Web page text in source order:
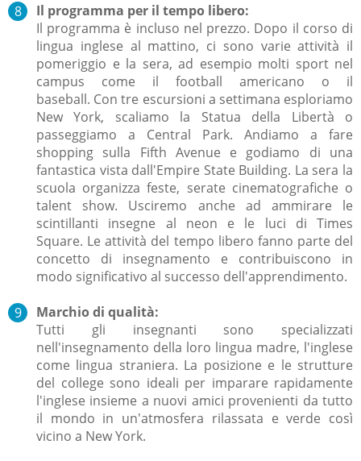
Il programma per il tempo libero:
Il programma è incluso nel prezzo. Dopo il corso di
lingua inglese al mattino, ci sono varie attività il
pomeriggio e la sera, ad esempio molti sport nel
campus come il football americano o il
baseball. Con tre escursioni a settimana esploriamo
New York, scaliamo la Statua della Libertà o
passeggiamo a Central Park. Andiamo a fare
shopping sulla Fifth Avenue e godiamo di una
fantastica vista dall'Empire State Building. La sera la
scuola organizza feste, serate cinematografiche o
talent show. Usciremo anche ad ammirare le
scintillanti insegne al neon e le luci di Times
Square. Le attività del tempo libero fanno parte del
concetto di insegnamento e contribuiscono in
modo significativo al successo dell'apprendimento.
Marchio di qualità:
Tutti gli insegnanti sono specializzati
nell'insegnamento della loro lingua madre, l'inglese
come lingua straniera. La posizione e le strutture
del college sono ideali per imparare rapidamente
l'inglese insieme a nuovi amici provenienti da tutto
il mondo in un'atmosfera rilassata e verde così
vicino a New York.